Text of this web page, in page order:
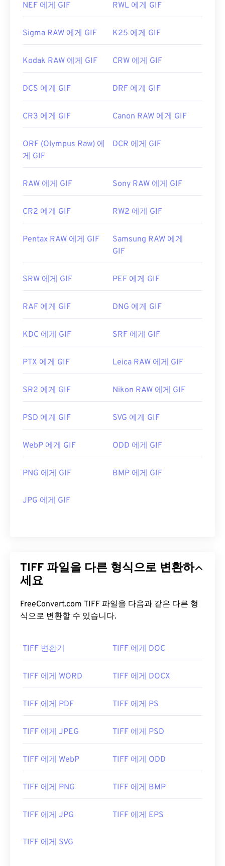
NEF 에게 GIF RWL 에게 GIF
Sigma RAW 에게 GIF K25 에게 GIF
Kodak RAW 에게 GIF CRW 에게 GIF
DCS 에게 GIF DRF 에게 GIF
CR3 에게 GIF Canon RAW 에게 GIF
ORF (Olympus Raw) 에
게 GIF
DCR 에게 GIF
RAW 에게 GIF Sony RAW 에게 GIF
CR2 에게 GIF RW2 에게 GIF
Pentax RAW 에게 GIF
Samsung RAW 에게
GIF
SRW 에게 GIF PEF 에게 GIF
RAF 에게 GIF DNG 에게 GIF
KDC 에게 GIF SRF 에게 GIF
PTX 에게 GIF Leica RAW 에게 GIF
SR2 에게 GIF Nikon RAW 에게 GIF
PSD 에게 GIF SVG 에게 GIF
WebP 에게 GIF ODD 에게 GIF
PNG 에게 GIF BMP 에게 GIF
JPG 에게 GIF
TIFF 파일을 다른 형식으로 변환하
세요
FreeConvert.com TIFF 파일을 다음과 같은 다른 형
식으로 변환할 수 있습니다.
TIFF 변환기 TIFF 에게 DOC
TIFF 에게 WORD TIFF 에게 DOCX
TIFF 에게 PDF TIFF 에게 PS
TIFF 에게 JPEG TIFF 에게 PSD
TIFF 에게 WebP TIFF 에게 ODD
TIFF 에게 PNG TIFF 에게 BMP
TIFF 에게 JPG TIFF 에게 EPS
TIFF 에게 SVG